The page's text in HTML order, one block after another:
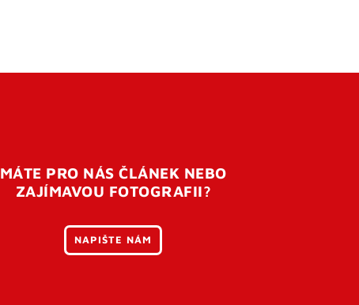
MÁTE PRO NÁS ČLÁNEK NEBO
ZAJÍMAVOU FOTOGRAFII?
NAPIŠTE NÁM